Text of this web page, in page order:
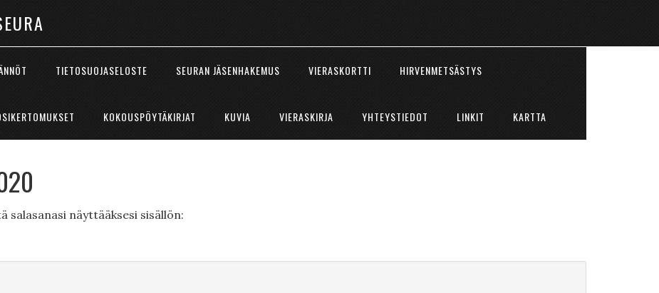
TIETOSUOJASELOSTE SEURAN JÄSENHAKEMUS VIERASKORTTI HIRVENMETSÄSTYS
KOKOUSPÖYTÄKIRJAT KUVIA VIERASKIRJA YHTEYSTIEDOT LINKIT KARTTA
salasanasi näyttääksesi sisällön: